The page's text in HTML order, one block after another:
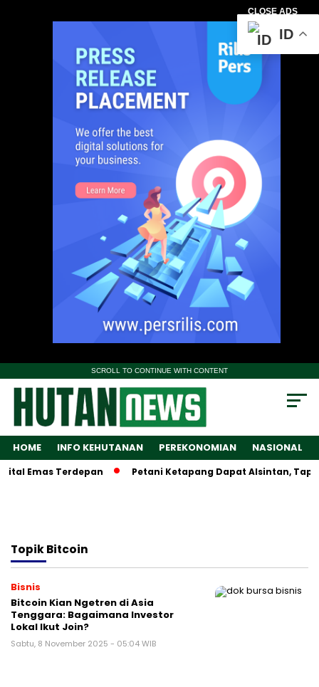
CLOSE ADS
SCROLL TO CONTINUE WITH CONTENT
HOME INFO KEHUTANAN PEREKONOMIAN NASIONAL
Emas Terdepan Petani Ketapang Dapat Alsintan, Tapi
TopikBitcoin
Bisnis
Bitcoin Kian Ngetren di Asia
Tenggara: Bagaimana Investor
Lokal Ikut Join?
Sabtu, 8 November 2025 - 05:04 WIB
ID